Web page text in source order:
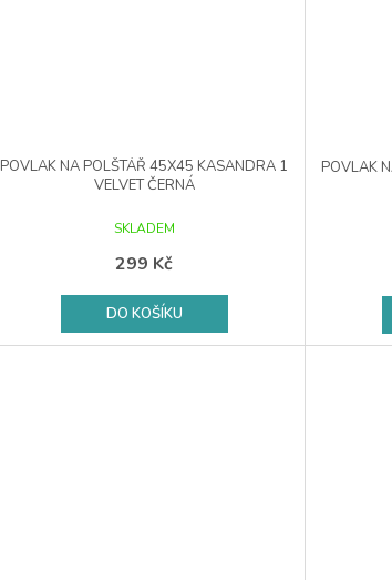
POVLAK NA POLŠTÁŘ 45X45 KASANDRA 1
VELVET ČERNÁ
SKLADEM
299 Kč
DO KOŠÍKU
POVLAK